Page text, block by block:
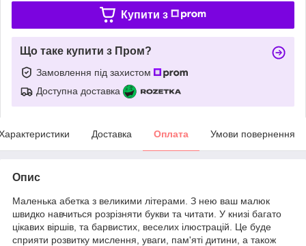
Купити з
Що таке купити з Пром?
Замовлення під захистом
Доступна доставка
Доставка Оплата Умови повернення
Опис
Маленька абетка з великими літерами. З нею ваш малюк
швидко навчиться розрізняти букви та читати. У книзі багато
цікавих віршів, та барвистих, веселих ілюстрацій. Це буде
сприяти розвитку мислення, уваги, пам'яті дитини, а також